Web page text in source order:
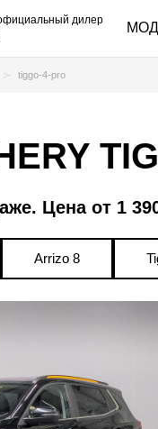
дилер
tiggo-4-pro
Цена от 1
Arrizo 8